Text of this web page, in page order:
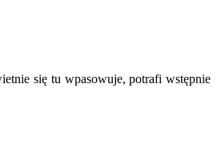
się tu wpasowuje, potrafi wstępnie